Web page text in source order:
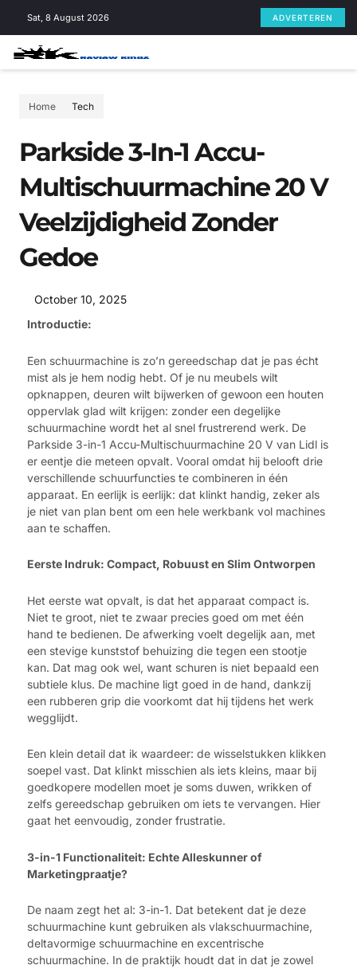
Sat, 8 August 2026 ADVERTEREN
Home Tech
Parkside 3-In-1 Accu-
Multischuurmachine 20 V
Veelzijdigheid Zonder
Gedoe
October 10, 2025
Introductie:
Een schuurmachine is zo’n gereedschap dat je pas écht
mist als je hem nodig hebt. Of je nu meubels wilt
opknappen, deuren wilt bijwerken of gewoon een houten
oppervlak glad wilt krijgen: zonder een degelijke
schuurmachine wordt het al snel frustrerend werk. De
Parkside 3-in-1 Accu-Multischuurmachine 20 V van Lidl is
er eentje die meteen opvalt. Vooral omdat hij belooft drie
verschillende schuurfuncties te combineren in één
apparaat. En eerlijk is eerlijk: dat klinkt handig, zeker als
je niet van plan bent om een hele werkbank vol machines
aan te schaffen.
Eerste Indruk: Compact, Robuust en Slim Ontworpen
Het eerste wat opvalt, is dat het apparaat compact is.
Niet te groot, niet te zwaar precies goed om met één
hand te bedienen. De afwerking voelt degelijk aan, met
een stevige kunststof behuizing die tegen een stootje
kan. Dat mag ook wel, want schuren is niet bepaald een
subtiele klus. De machine ligt goed in de hand, dankzij
een rubberen grip die voorkomt dat hij tijdens het werk
wegglijdt.
Een klein detail dat ik waardeer: de wisselstukken klikken
soepel vast. Dat klinkt misschien als iets kleins, maar bij
goedkopere modellen moet je soms duwen, wrikken of
zelfs gereedschap gebruiken om iets te vervangen. Hier
gaat het eenvoudig, zonder frustratie.
3-in-1 Functionaliteit: Echte Alleskunner of
Marketingpraatje?
De naam zegt het al: 3-in-1. Dat betekent dat je deze
schuurmachine kunt gebruiken als vlakschuurmachine,
deltavormige schuurmachine en excentrische
schuurmachine. In de praktijk houdt dat in dat je zowel